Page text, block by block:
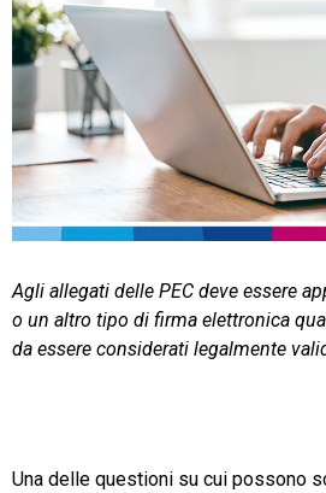
Financial Solutions
HR
Trust Services
TeamSystem Corporate
Agli allegati delle PEC deve essere
o un altro tipo di firma elettronica
da essere considerati legalmente
Una delle questioni su cui possono